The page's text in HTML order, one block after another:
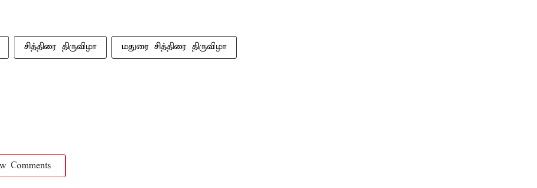
சித்திரை திருவிழா மதுரை சித்திரை திருவிழா
Comments